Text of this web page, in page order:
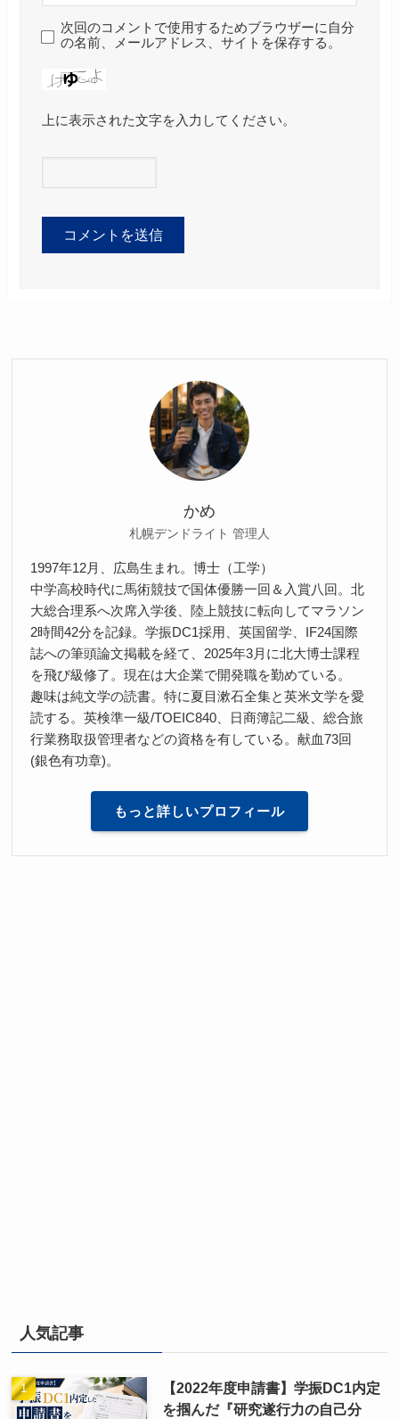
次回のコメントで使用するためブラウザーに自分
の名前、メールアドレス、サイトを保存する。
上に表示された文字を入力してください。
かめ
札幌デンドライト 管理人
1997年12月、広島生まれ。博士（工学）
中学高校時代に馬術競技で国体優勝一回＆入賞八回。北
大総合理系へ次席入学後、陸上競技に転向してマラソン
2時間42分を記録。学振DC1採用、英国留学、IF24国際
誌への筆頭論文掲載を経て、2025年3月に北大博士課程
を飛び級修了。現在は大企業で開発職を勤めている。
趣味は純文学の読書。特に夏目漱石全集と英米文学を愛
読する。英検準一級/TOEIC840、日商簿記二級、総合旅
行業務取扱管理者などの資格を有している。献血73回
(銀色有功章)。
もっと詳しいプロフィール
人気記事
【2022年度申請書】学振DC1内定
を掴んだ『研究遂行力の自己分